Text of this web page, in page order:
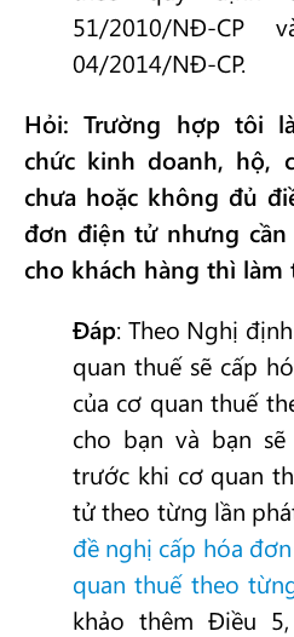
51/2010/NĐ-
04/2014/NĐ-CP.
Hỏi: Trường hợp tôi
chức kinh doanh, hộ,
chưa hoặc không đủ
đơn điện tử nhưng
cho khách hàng thì làm
Đáp: Theo Nghị
quan thuế sẽ cấp
của cơ quan thuế
cho bạn và bạn
trước khi cơ quan
tử theo từng lần
đề nghị cấp hóa
quan thuế theo
khảo thêm Điều